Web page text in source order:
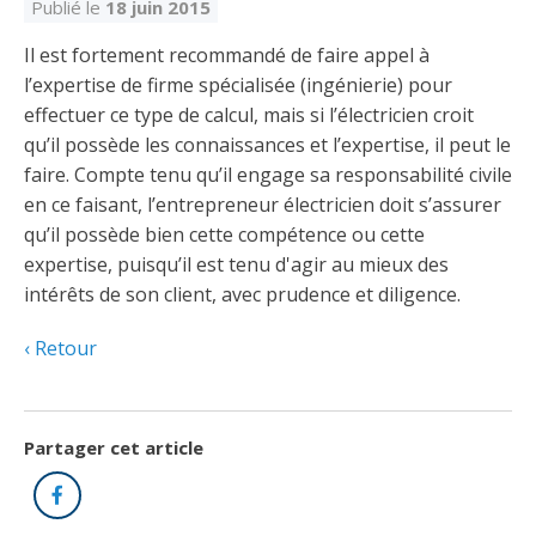
Découvrez notre campagne de
sensibilisation
Trouver un entrepreneur
Déposer une plainte
Comment choisir un entrepreneur électricien
Découvrir l'espace Entrepreneurs
électriciens
Hydro-Québec
Ce
lien
s’ouvrira
dans
nouvelle
fenêtre
Quiz de la semaine
Ressources informationnelles
Découvrir l'espace Devenir
entrepreneur
Service Démarrer une entreprise
Ce
lien
s’ouvrira
dans
nouvelle
fenêtre
informatifs
Demande de délivrance ou de modification d’une
licence d’entrepreneur
Découvrir l'espace La CMEQ
À propos de la CMEQ
Mission et historique
Instances décisionnelles
Comités de la CMEQ
Le personnel de la CMEQ
Découvrir l'espace Formation continue
Déclarer mes heures de FCO
Ce
lien
s’ouvrira
dans
nouvelle
fenêtre
Centre d'expertise et de formation
Offre de formation de la CMEQ
Publié le 18 juin 2015
Il est fortement recommandé de faire appel à
l’expertise de firme spécialisée (ingénierie) pour
effectuer ce type de calcul, mais si l’électricien croit
qu’il possède les connaissances et l’expertise, il peut le
faire. Compte tenu qu’il engage sa responsabilité civile
en ce faisant, l’entrepreneur électricien doit s’assurer
qu’il possède bien cette compétence ou cette
expertise, puisqu’il est tenu d'agir au mieux des
intérêts de son client, avec prudence et diligence.
Retour
Partager cet article
Facebook